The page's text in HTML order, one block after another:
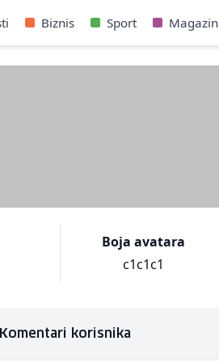
Biznis Sport Magazin
Boja avatara
c1c1c1
Komentari korisnika